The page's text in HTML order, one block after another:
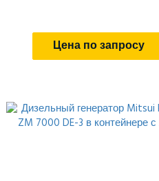
Цена по запросу